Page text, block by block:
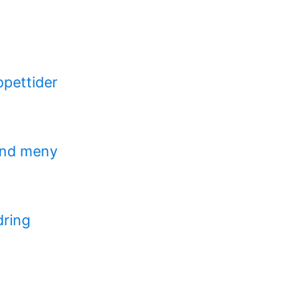
meny